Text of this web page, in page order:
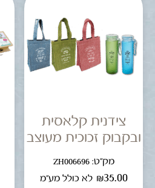
צידנית קלאסית
ובקבוק זכוכית מעוצב
מק"ט: ZH006696
₪35.00 לא כולל מע"מ